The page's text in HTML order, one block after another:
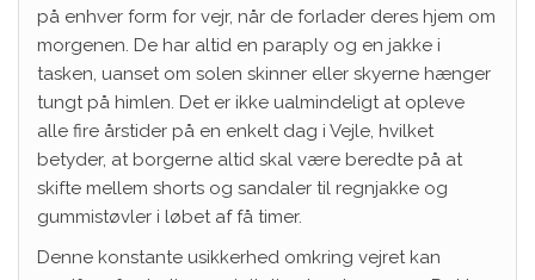
på enhver form for vejr, når de forlader deres hjem om
morgenen. De har altid en paraply og en jakke i
tasken, uanset om solen skinner eller skyerne hænger
tungt på himlen. Det er ikke ualmindeligt at opleve
alle fire årstider på en enkelt dag i Vejle, hvilket
betyder, at borgerne altid skal være beredte på at
skifte mellem shorts og sandaler til regnjakke og
gummistøvler i løbet af få timer.
Denne konstante usikkerhed omkring vejret kan